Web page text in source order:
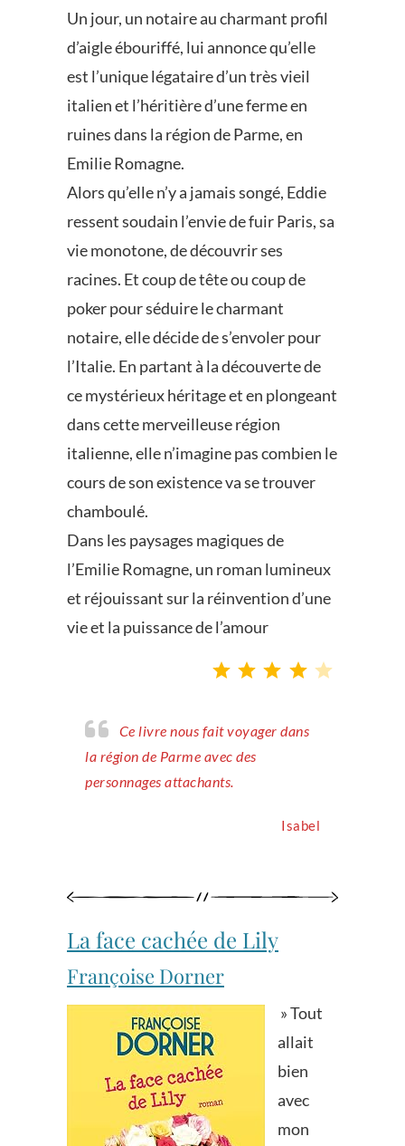
Un jour, un notaire au charmant profil
d’aigle ébouriffé, lui annonce qu’elle
est l’unique légataire d’un très vieil
italien et l’héritière d’une ferme en
ruines dans la région de Parme, en
Emilie Romagne.
Alors qu’elle n’y a jamais songé, Eddie
ressent soudain l’envie de fuir Paris, sa
vie monotone, de découvrir ses
racines. Et coup de tête ou coup de
poker pour séduire le charmant
notaire, elle décide de s’envoler pour
l’Italie. En partant à la découverte de
ce mystérieux héritage et en plongeant
dans cette merveilleuse région
italienne, elle n’imagine pas combien le
cours de son existence va se trouver
chamboulé.
Dans les paysages magiques de
l’Emilie Romagne, un roman lumineux
et réjouissant sur la réinvention d’une
vie et la puissance de l’amour
Ce livre nous fait voyager dans
la région de Parme avec des
personnages attachants.
Isabel
La face cachée de Lily
Françoise Dorner
» Tout
allait
bien
avec
mon